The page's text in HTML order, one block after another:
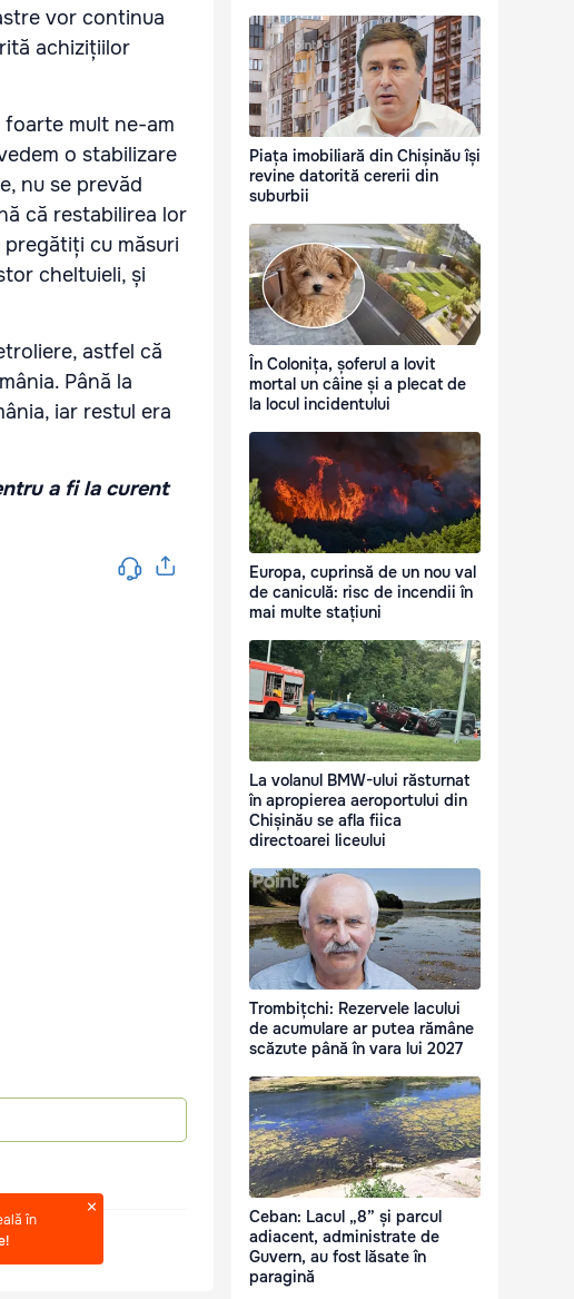
vor continua
achizițiilor
foarte mult ne-am
o stabilizare
nu se prevăd
că restabilirea lor
cu măsuri
cheltuieli, și
astfel că
Până la
iar restul era
a fi la curent
în
Piața imobiliară din Chișinău își
revine datorită cererii din
suburbii
În Colonița, șoferul a lovit
mortal un câine și a plecat de
la locul incidentului
Europa, cuprinsă de un nou val
de caniculă: risc de incendii în
mai multe stațiuni
La volanul BMW-ului răsturnat
în apropierea aeroportului din
Chișinău se afla fiica
directoarei liceului
Trombițchi: Rezervele lacului
de acumulare ar putea rămâne
scăzute până în vara lui 2027
Ceban: Lacul „8” și parcul
adiacent, administrate de
Guvern, au fost lăsate în
paragină